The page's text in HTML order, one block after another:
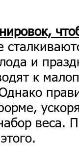
и
к
веса.